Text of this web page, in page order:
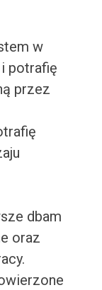
w
potrafię
przez
dbam
oraz